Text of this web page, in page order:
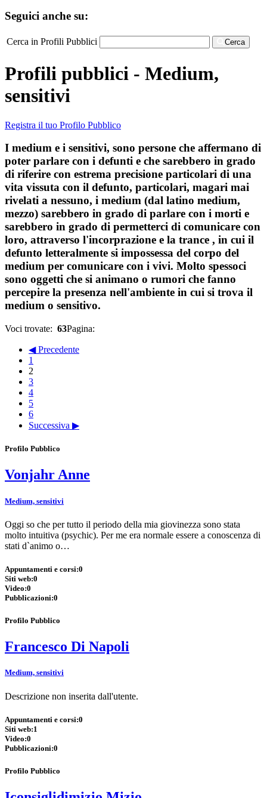
Seguici anche su:
Cerca in Profili Pubblici Cerca
Profili pubblici - Medium,
sensitivi
Registra il tuo Profilo Pubblico
I medium e i sensitivi, sono persone che affermano di
poter parlare con i defunti e che sarebbero in grado
di riferire con estrema precisione particolari di una
vita vissuta con il defunto, particolari, magari mai
rivelati a nessuno, i medium (dal latino medium,
mezzo) sarebbero in grado di parlare con i morti e
sarebbero in grado di permetterci di comunicare con
loro, attraverso l'incorprazione e la trance , in cui il
defunto letteralmente si impossessa del corpo del
medium per comunicare con i vivi. Molto spessoci
sono oggetti che si animano o rumori che fanno
percepire la presenza nell'ambiente in cui si trova il
medium o sensitivo.
Voci trovate: 63Pagina:
◀ Precedente
1
2
3
4
5
6
Successiva ▶
Profilo Pubblico
Vonjahr Anne
Medium, sensitivi
Oggi so che per tutto il periodo della mia giovinezza sono stata
molto intuitiva (psychic). Per me era normale essere a conoscenza di
stati d`animo o…
Appuntamenti e corsi:0
Siti web:0
Video:0
Pubblicazioni:0
Profilo Pubblico
Francesco Di Napoli
Medium, sensitivi
Descrizione non inserita dall'utente.
Appuntamenti e corsi:0
Siti web:1
Video:0
Pubblicazioni:0
Profilo Pubblico